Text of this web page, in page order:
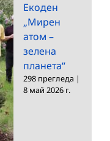
Екоден
„Мирен
атом –
зелена
планета“
298 прегледа |
8 май 2026 г.